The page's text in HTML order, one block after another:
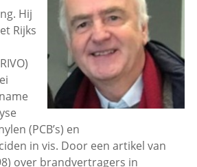
Hij
Rijks
(PCB’s) en
in vis. Door een artikel van
over brandvertragers in